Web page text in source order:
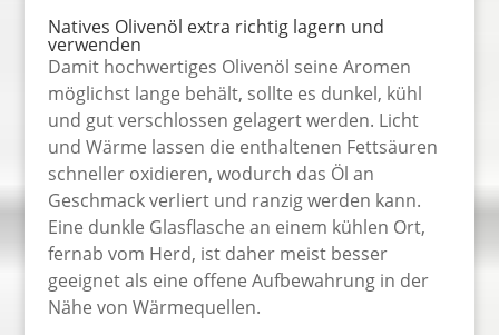
Natives Olivenöl extra richtig lagern und
verwenden
Damit hochwertiges Olivenöl seine Aromen
möglichst lange behält, sollte es dunkel, kühl
und gut verschlossen gelagert werden. Licht
und Wärme lassen die enthaltenen Fettsäuren
schneller oxidieren, wodurch das Öl an
Geschmack verliert und ranzig werden kann.
Eine dunkle Glasflasche an einem kühlen Ort,
fernab vom Herd, ist daher meist besser
geeignet als eine offene Aufbewahrung in der
Nähe von Wärmequellen.